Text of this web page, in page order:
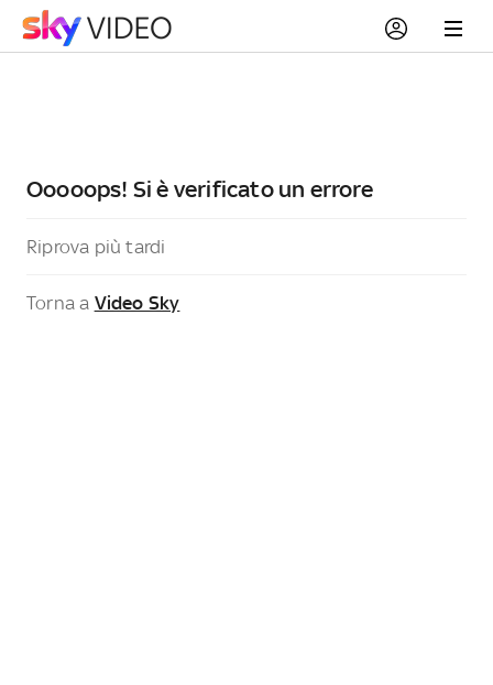
Ooooops! Si è verificato un errore
Riprova più tardi
Torna a Video Sky